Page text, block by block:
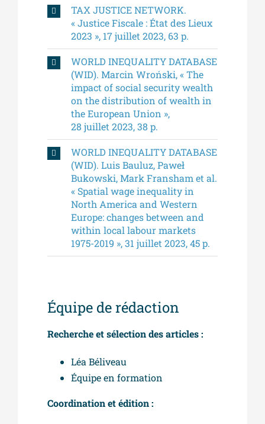
TAX JUSTICE NETWORK.
« Justice Fiscale : État des Lieux
2023 », 17 juillet 2023, 63 p.
WORLD INEQUALITY DATABASE
(WID). Marcin Wroński, « The
impact of social security wealth
on the distribution of wealth in
the European Union »,
28 juillet 2023, 38 p.
WORLD INEQUALITY DATABASE
(WID). Luis Bauluz, Paweł
Bukowski, Mark Fransham et al.
« Spatial wage inequality in
North America and Western
Europe: changes between and
within local labour markets
1975-2019 », 31 juillet 2023, 45 p.
Équipe de rédaction
Recherche et sélection des articles :
Léa Béliveau
Équipe en formation
Coordination et édition :